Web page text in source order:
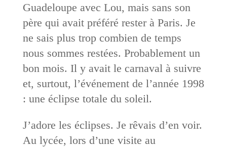
Guadeloupe avec Lou, mais sans son
père qui avait préféré rester à Paris. Je
ne sais plus trop combien de temps
nous sommes restées. Probablement un
bon mois. Il y avait le carnaval à suivre
et, surtout, l’événement de l’année 1998
: une éclipse totale du soleil.
J’adore les éclipses. Je rêvais d’en voir.
Au lycée, lors d’une visite au